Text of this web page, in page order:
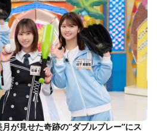
が見せた奇跡の“ダブルプレー”にス